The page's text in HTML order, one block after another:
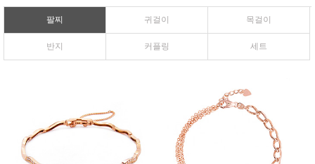
팔찌 귀걸이 목걸이
반지 커플링 세트